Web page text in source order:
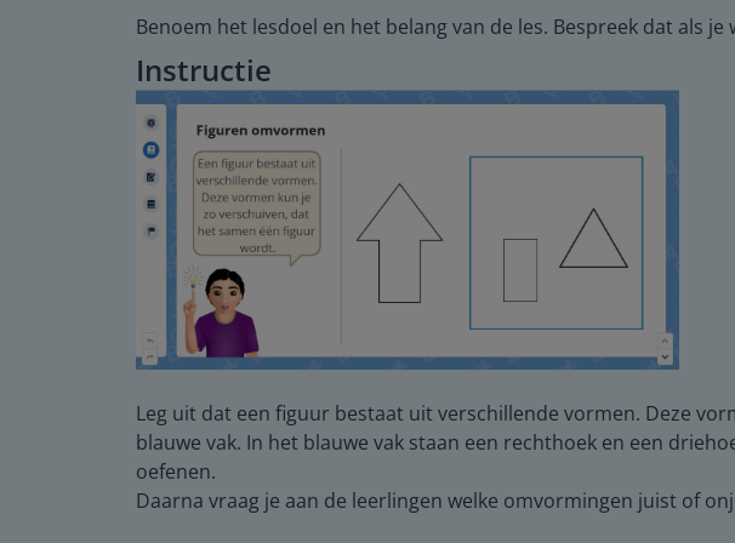
Benoem het lesdoel en het belang van de les. Bespreek dat als
Instructie
Leg uit dat een figuur bestaat uit verschillende vormen. Deze
blauwe vak. In het blauwe vak staan een rechthoek en een
oefenen.
Daarna vraag je aan de leerlingen welke omvormingen juist of